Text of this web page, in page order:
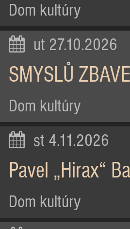
Dom kultúry
ut 27.10.2026
SMYSLŮ
Dom kultúry
st 4.11.2026
Pavel „Hirax“
Dom kultúry